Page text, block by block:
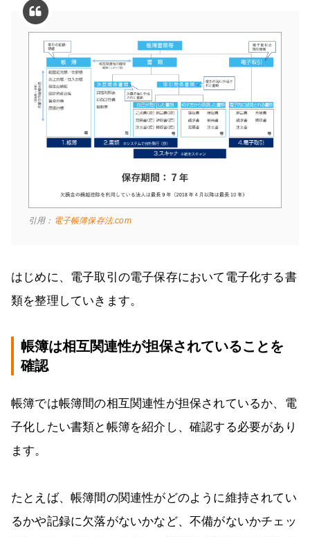
引用： 電子帳簿保存法.com
はじめに、電子取引の電子保存において電子化する書
類を整理していきます。
帳簿は相互関連性が担保されていることを
確認
帳簿では帳簿間の相互関連性が担保されているか、電
子化したい書類と帳簿を紹介し、確認する必要があり
ます。
たとえば、帳簿間の関連性がどのように維持されてい
るかや記録に欠落がないかなど、不備がないかチェッ